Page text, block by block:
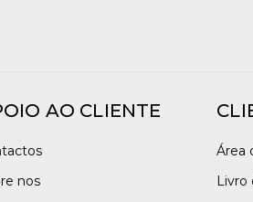
AO CLIENTE
nos
Área
Livro